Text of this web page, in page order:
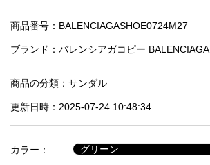
人
気
商
セ
ル
商品番号：BALENCIAGASHOE0724M27
ブランド： バレンシアガコピー BALENCIAGA
商品の分類： サンダル
更新日時：2025-07-24 10:48:34
カラー：